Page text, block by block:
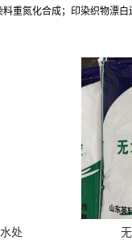
重氮化合成；印染织物漂
处